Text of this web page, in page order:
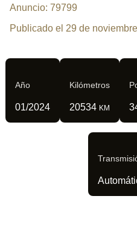
Anuncio: 79799
Publicado el 29 de
Año
01/2024
Kilómetros
20534 KM